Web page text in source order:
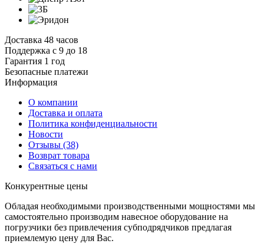
Доставка 48 часов
Поддержка с 9 до 18
Гарантия 1 год
Безопасные платежи
Информация
О компании
Доставка и оплата
Политика конфиденциальности
Новости
Отзывы (38)
Возврат товара
Связаться с нами
Конкурентные цены
Обладая необходимыми производственными мощностями мы
самостоятельно производим навесное оборудование на
погрузчики без привлечения субподрядчиков предлагая
приемлемую цену для Вас.